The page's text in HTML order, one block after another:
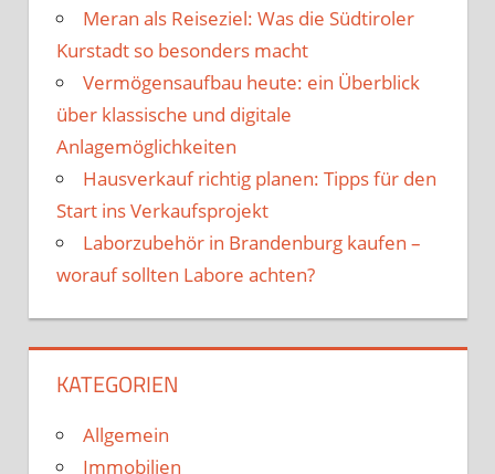
Meran als Reiseziel: Was die Südtiroler
Kurstadt so besonders macht
Vermögensaufbau heute: ein Überblick
über klassische und digitale
Anlagemöglichkeiten
Hausverkauf richtig planen: Tipps für den
Start ins Verkaufsprojekt
Laborzubehör in Brandenburg kaufen –
worauf sollten Labore achten?
KATEGORIEN
Allgemein
Immobilien